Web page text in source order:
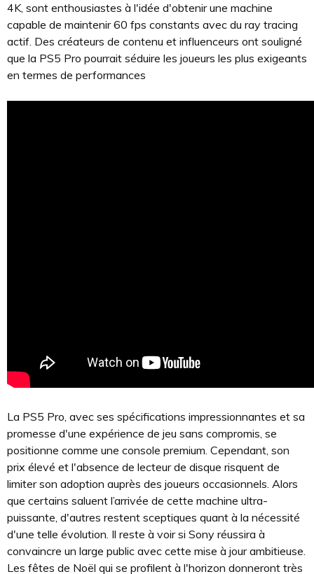
4K, sont enthousiastes à l'idée d'obtenir une machine
capable de maintenir 60 fps constants avec du ray tracing
actif. Des créateurs de contenu et influenceurs ont souligné
que la PS5 Pro pourrait séduire les joueurs les plus exigeants
en termes de performances​
La PS5 Pro, avec ses spécifications impressionnantes et sa
promesse d'une expérience de jeu sans compromis, se
positionne comme une console premium. Cependant, son
prix élevé et l'absence de lecteur de disque risquent de
limiter son adoption auprès des joueurs occasionnels. Alors
que certains saluent l’arrivée de cette machine ultra-
puissante, d'autres restent sceptiques quant à la nécessité
d'une telle évolution. Il reste à voir si Sony réussira à
convaincre un large public avec cette mise à jour ambitieuse.
Les fêtes de Noël qui se profilent à l'horizon donneront très